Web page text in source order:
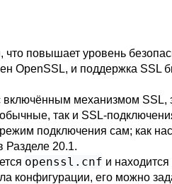
повышает уровень
OpenSSL, и поддержка SSL
включённым механизмом SSL,
так и SSL-
подключения сам; как
Разделе 20.1.
openssl.cnf и
конфигурации, его можно